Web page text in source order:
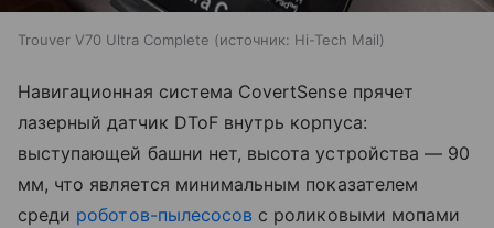
Trouver V70 Ultra Complete источник: Hi-Tech Mail
Навигационная система CovertSense прячет
лазерный датчик DToF внутрь корпуса:
выступающей башни нет, высота устройства — 90
мм, что является минимальным показателем
среди роботов-пылесосов с роликовыми мопами